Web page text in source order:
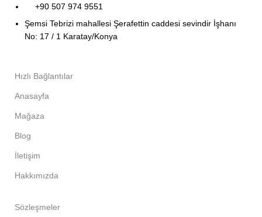
+90 507 974 9551
Şemsi Tebrizi mahallesi Şerafettin caddesi sevindir İşhanı
No: 17 / 1 Karatay/Konya
Hızlı Bağlantılar
Anasayfa
Mağaza
Blog
İletişim
Hakkımızda
Sözleşmeler